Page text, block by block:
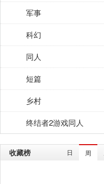
军事
科幻
同人
短篇
乡村
终结者2游戏同人
收藏榜 日 周